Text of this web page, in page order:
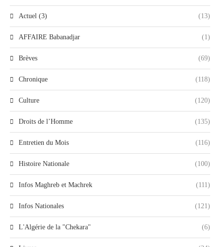
Actuel (3) (13)
AFFAIRE Babanadjar (1)
Brèves (69)
Chronique (118)
Culture (120)
Droits de l’Homme (135)
Entretien du Mois (116)
Histoire Nationale (100)
Infos Maghreb et Machrek (111)
Infos Nationales (121)
L'Algérie de la "Chekara" (6)